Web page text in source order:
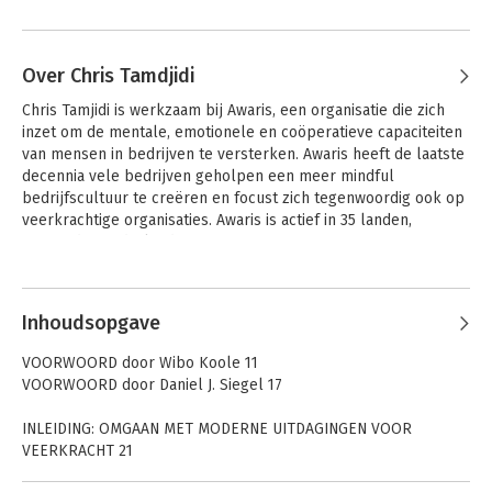
Over Chris Tamdjidi
Chris Tamjidi is werkzaam bij Awaris, een organisatie die zich
inzet om de mentale, emotionele en coöperatieve capaciteiten
van mensen in bedrijven te versterken. Awaris heeft de laatste
decennia vele bedrijven geholpen een meer mindful
bedrijfscultuur te creëren en focust zich tegenwoordig ook op
veerkrachtige organisaties. Awaris is actief in 35 landen,
Andere boeken door Chris Tamdjidi
Inhoudsopgave
VOORWOORD door Wibo Koole 11
VOORWOORD door Daniel J. Siegel 17
INLEIDING: OMGAAN MET MODERNE UITDAGINGEN VOOR
VEERKRACHT 21